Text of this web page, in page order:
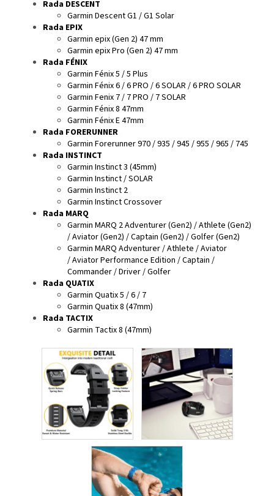
Rada DESCENT
Garmin Descent G1 / G1 Solar
Rada EPIX
Garmin epix (Gen 2) 47 mm
Garmin epix Pro (Gen 2) 47 mm
Rada FÉNIX
Garmin Fénix 5 / 5 Plus
Garmin Fénix 6 / 6 PRO / 6 SOLAR / 6 PRO SOLAR
Garmin Fenix 7 / 7 PRO / 7 SOLAR
Garmin Fénix 8 47mm
Garmin Fénix E 47mm
Rada FORERUNNER
Garmin Forerunner 970 / 935 / 945 / 955 / 965 / 745
Rada INSTINCT
Garmin Instinct 3 (45mm)
Garmin Instinct / SOLAR
Garmin Instinct 2
Garmin Instinct Crossover
Rada MARQ
Garmin MARQ 2 Adventurer (Gen2) / Athlete (Gen2)
/ Aviator (Gen2) / Captain (Gen2) / Golfer (Gen2)
Garmin MARQ Adventurer / Athlete / Aviator
/ Aviator Performance Edition / Captain /
Commander / Driver / Golfer
Rada QUATIX
Garmin Quatix 5 / 6 / 7
Garmin Quatix 8 (47mm)
Rada TACTIX
Garmin Tactix 8 (47mm)